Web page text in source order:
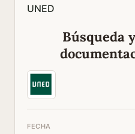
UNED
Búsqueda
FECHA